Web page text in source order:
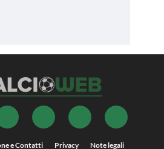
e Contatti Privacy Note legali